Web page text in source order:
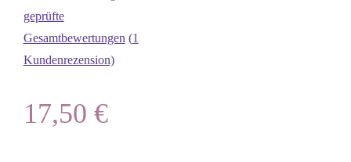
geprüfte
Gesamtbewertungen (1
Kundenrezension)
17,50 €